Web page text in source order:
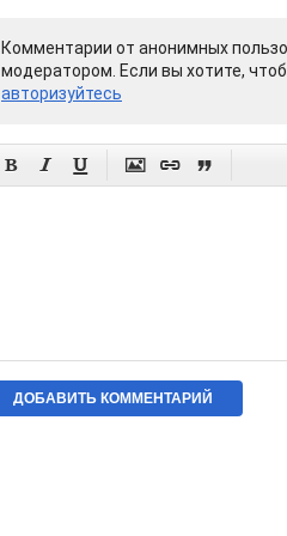
Комментарии от анонимных
модератором. Если вы хотите,
авторизуйтесь
     